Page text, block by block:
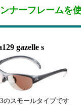
ナーフレームを
gazelle s
のスモールタイプです